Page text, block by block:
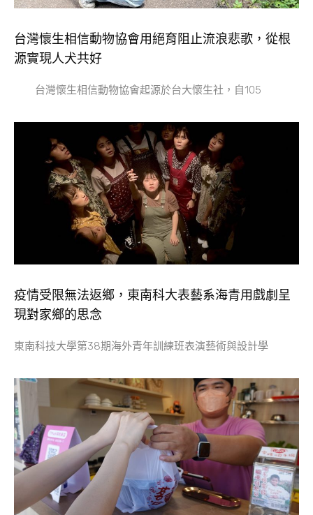
台灣懷生相信動物協會用絕育阻止流浪悲歌，從根
源實現人犬共好
台灣懷生相信動物協會起源於台大懷生社，自105
疫情受限無法返鄉，東南科大表藝系海青用戲劇呈
現對家鄉的思念
東南科技大學第38期海外青年訓練班表演藝術與設計學